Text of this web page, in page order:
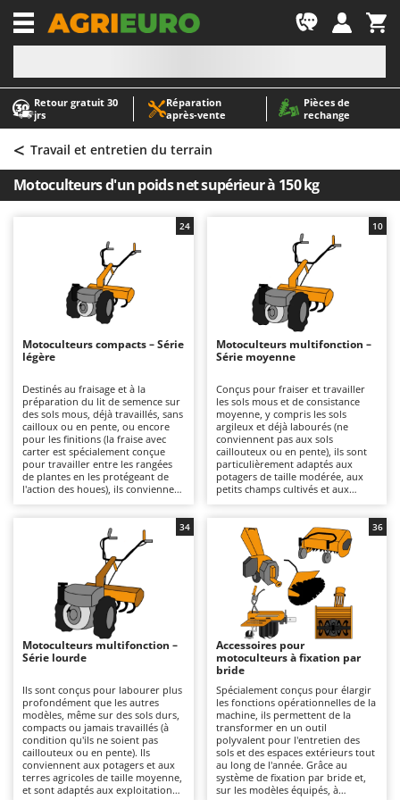
Retour gratuit 30
jrs
Réparation
après‑vente
Pièces de
rechange
-1
A
Abris de jardin
Accessoires pour tracteurs tondeuses autoportés
Aérateurs Scarificateurs pour gazon
Arracheuses de pommes de terre pour tracteur
Aspirateurs - Balais Électriques
Aspirateurs à cendres
Aspirateurs à feuilles sur roues
Aspirateurs de piscine
Atomiseurs agricoles pour tracteurs
Atomiseurs pour traitements
Autolaveuses
Autres produits
B
Balayeuses
Bancs de scie pour le bois - Scies à bûches
Barbecues
Bennes pour tracteur
Brosses pour sols extérieurs
Brouettes à moteur
Broyeurs à axe horizontal pour tracteur
Broyeurs de branches et végétaux
Butteurs pour tracteur
C
Chargeurs de batterie - Démarreurs
Charrues pour tracteur
A
AgriEuro Premium
AgriEuro TOP-LINE
AGT
AL-KO
ALA 2000
Alpina
Ama
Ambrogio Robot
Annovi Reverberi
ANTHBOT
Archman
Ariete
Artus
Attila
Awelco
B
Baesso
Bahco
< Travail et entretien du terrain
Motoculteurs d'un poids net supérieur à 150 kg
Motoculteurs compacts – Série
légère
Destinés au fraisage et à la
préparation du lit de semence sur
des sols mous, déjà travaillés, sans
cailloux ou en pente, ou encore
pour les finitions (la fraise avec
carter est spécialement conçue
pour travailler entre les rangées
de plantes en les protégeant de
l'action des houes), ils conviennent
alimentés par un moteur à
essence 4 temps et conviennent à
un usage amateur ou semi-
professionnel sur des surfaces
restreintes, pour des travaux de
labour en profondeur moyenne,
grâce à leur structure légère et
facilement maniable, même dans
des espaces restreints. La
transmission par courroie ou par
engrenages et les boîtes de
vitesses 1+1 ou 2+1 garantissent
qualité de travail est adaptée aux
préparations saisonnières du
potager, avec un rendement
régulier, mais n'est pas destinée à
des utilisations intensives ou
continues. Parfaits pour les
particuliers qui ont besoin d'un
fraisage périodique sans avoir à
affronter des sols durs ou jamais
24
Motoculteurs multifonction –
Série moyenne
Conçus pour fraiser et travailler
les sols mous et de consistance
moyenne, y compris les sols
argileux et déjà labourés (ne
conviennent pas aux sols
caillouteux ou en pente), ils sont
particulièrement adaptés aux
potagers de taille modérée, aux
petits champs cultivés et aux
plus incisive et plus uniforme que
la série légère, avec une meilleure
pénétration et un rendement
opérationnel supérieur. Ils se
distinguent par leur transmission
à engrenages à bain d'huile, plus
solide que les solutions à
courroie, et par leurs boîtes de
vitesses 2+1 ou 3+3 qui permettent
une avance calibrée en fonction
du type de sol, ainsi que par leur
fraise avec carter, spécialement
conçue pour travailler entre les
rangées de plantes en les
protégeant de l'action des houes.
Disponibles avec un moteur 4
temps à essence ou diesel, elles
conviennent à un usage allant du
bricolage au professionnel, pour
des travaux à profondeur
moyenne grâce à leur structure
plus robuste que celle de la série
10
Motoculteurs multifonction –
Série lourde
Ils sont conçus pour labourer plus
profondément que les autres
modèles, même sur des sols durs,
compacts ou jamais travaillés (à
condition qu'ils ne soient pas
caillouteux ou en pente). Ils
conviennent aux potagers et aux
terres agricoles de taille moyenne,
et sont adaptés aux exploitations
34
Accessoires pour
motoculteurs à fixation par
bride
Spécialement conçus pour élargir
les fonctions opérationnelles de la
machine, ils permettent de la
transformer en un outil
polyvalent pour l'entretien des
sols et des espaces extérieurs tout
au long de l'année. Grâce au
système de fixation par bride et,
sur les modèles équipés, à
36